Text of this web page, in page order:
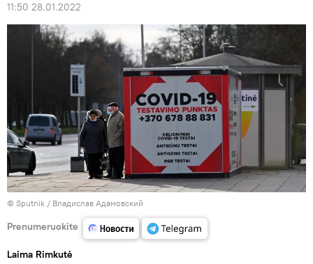
11:50 28.01.2022
© Sputnik / Владислав Адамовский
Prenumeruokite
Laima Rimkutė